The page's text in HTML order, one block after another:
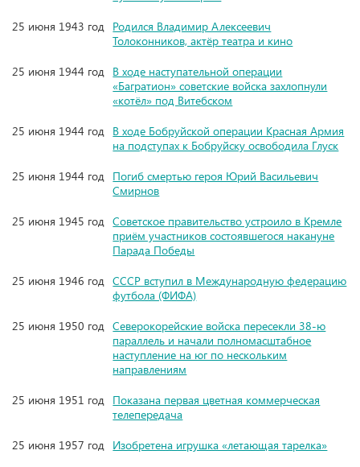
25 июня 1943 год Родился Владимир Алексеевич
Толоконников, актёр театра и кино
25 июня 1944 год В ходе наступательной операции
«Багратион» советские войска захлопнули
«котёл» под Витебском
25 июня 1944 год В ходе Бобруйской операции Красная Армия
на подступах к Бобруйску освободила Глуск
25 июня 1944 год Погиб смертью героя Юрий Васильевич
Смирнов
25 июня 1945 год Советское правительство устроило в Кремле
приём участников состоявшегося накануне
Парада Победы
25 июня 1946 год СССР вступил в Международную федерацию
футбола (ФИФА)
25 июня 1950 год Северокорейские войска пересекли 38-ю
параллель и начали полномасштабное
наступление на юг по нескольким
направлениям
25 июня 1951 год Показана первая цветная коммерческая
телепередача
25 июня 1957 год Изобретена игрушка «летающая тарелка»